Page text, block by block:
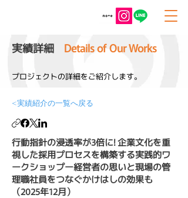
実績​詳細 Details ofOur Works
プロジェクトの詳細をご紹介します。
<実績紹介の一覧へ戻る
行動指針の浸透率が3倍に! 企業文化を重
視した採用プロセスを構築する実践的ワ
ークショップー経営者の思いと現場の管
理職社員をつなぐかけはしの効果も
（2025年12月）